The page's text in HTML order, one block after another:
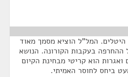
היטלים. המל"ל הוציא מסמך מאוד
ההחרפה בעקבות הקורונה. הנושא
הוא קריטי מבחינת הקיום